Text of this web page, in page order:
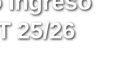
25/26